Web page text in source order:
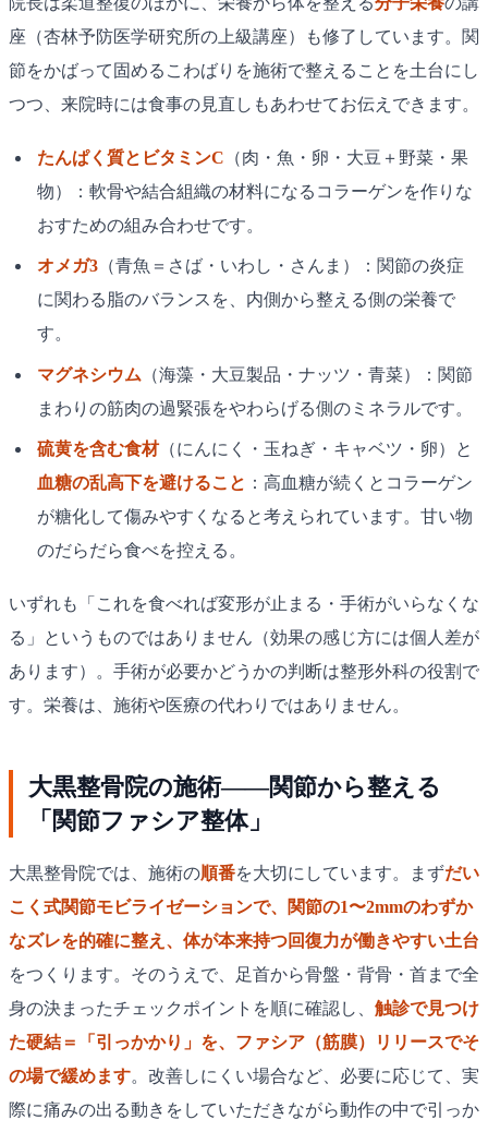
座（杏林予防医学研究所の上級講座）も修了しています。関
節をかばって固めるこわばりを施術で整えることを土台にし
つつ、来院時には食事の見直しもあわせてお伝えできます。
たんぱく質とビタミンC （肉・魚・卵・大豆＋野菜・果
物）：軟骨や結合組織の材料になるコラーゲンを作りな
おすための組み合わせです。
オメガ3（青魚＝さば・いわし・さんま）：関節の炎症
に関わる脂のバランスを、内側から整える側の栄養で
す。
マグネシウム （海藻・大豆製品・ナッツ・青菜）：関節
まわりの筋肉の過緊張をやわらげる側のミネラルです。
硫黄を含む食材（にんにく・玉ねぎ・キャベツ・卵）と
血糖の乱高下を避けること ：高血糖が続くとコラーゲン
が糖化して傷みやすくなると考えられています。甘い物
のだらだら食べを控える。
いずれも「これを食べれば変形が止まる・手術がいらなくな
る」というものではありません（効果の感じ方には個人差が
あります）。手術が必要かどうかの判断は整形外科の役割で
す。栄養は、施術や医療の代わりではありません。
大黒整骨院の施術——関節から整える
「関節ファシア整体」
大黒整骨院では、施術の順番を大切にしています。まずだい
こく式関節モビライゼーションで、関節の1〜2mmのわずか
なズレを的確に整え、体が本来持つ回復力が働きやすい土台
をつくります。そのうえで、足首から骨盤・背骨・首まで全
身の決まったチェックポイントを順に確認し、 触診で見つけ
た硬結＝「引っかかり」を、ファシア（筋膜）リリースでそ
の場で緩めます。改善しにくい場合など、必要に応じて、実
際に痛みの出る動きをしていただきながら動作の中で引っか